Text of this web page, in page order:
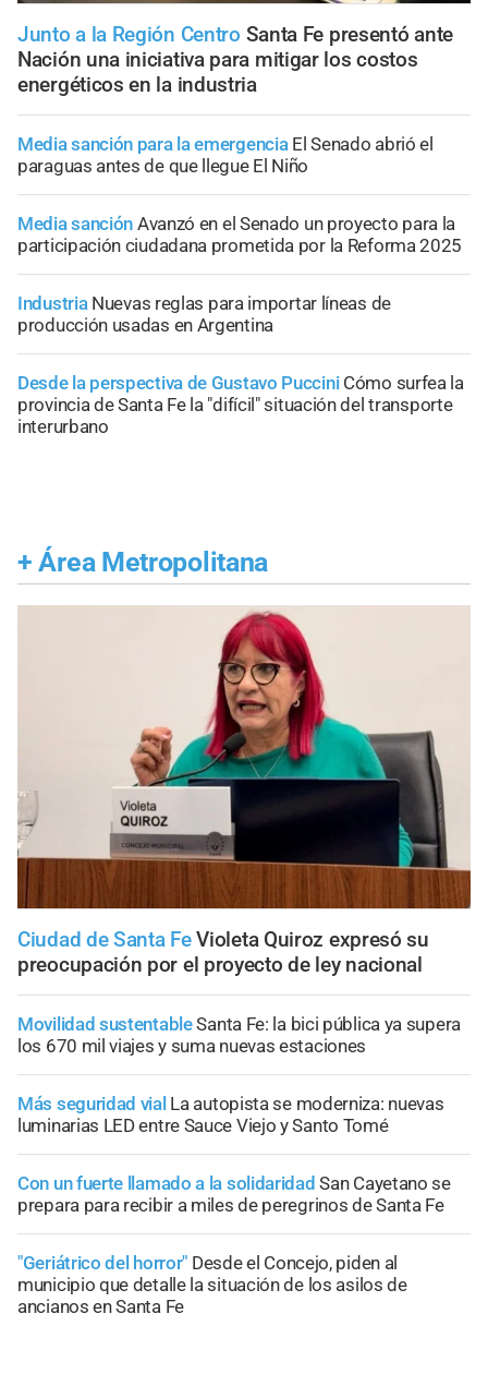
Junto a la Región Centro Santa Fe presentó ante
Nación una iniciativa para mitigar los costos
energéticos en la industria
Media sanción para la emergencia El Senado abrió el
paraguas antes de que llegue El Niño
Media sanción Avanzó en el Senado un proyecto para la
participación ciudadana prometida por la Reforma 2025
Industria Nuevas reglas para importar líneas de
producción usadas en Argentina
Desde la perspectiva de Gustavo Puccini Cómo surfea la
provincia de Santa Fe la "difícil" situación del transporte
interurbano
+ Área Metropolitana
Ciudad de Santa Fe Violeta Quiroz expresó su
preocupación por el proyecto de ley nacional
Movilidad sustentableSanta Fe: la bici pública ya supera
los 670 mil viajes y suma nuevas estaciones
Más seguridad vial La autopista se moderniza: nuevas
luminarias LED entre Sauce Viejo y Santo Tomé
Con un fuerte llamado a la solidaridad San Cayetano se
prepara para recibir a miles de peregrinos de Santa Fe
"Geriátrico del horror" Desde el Concejo, piden al
municipio que detalle la situación de los asilos de
ancianos en Santa Fe